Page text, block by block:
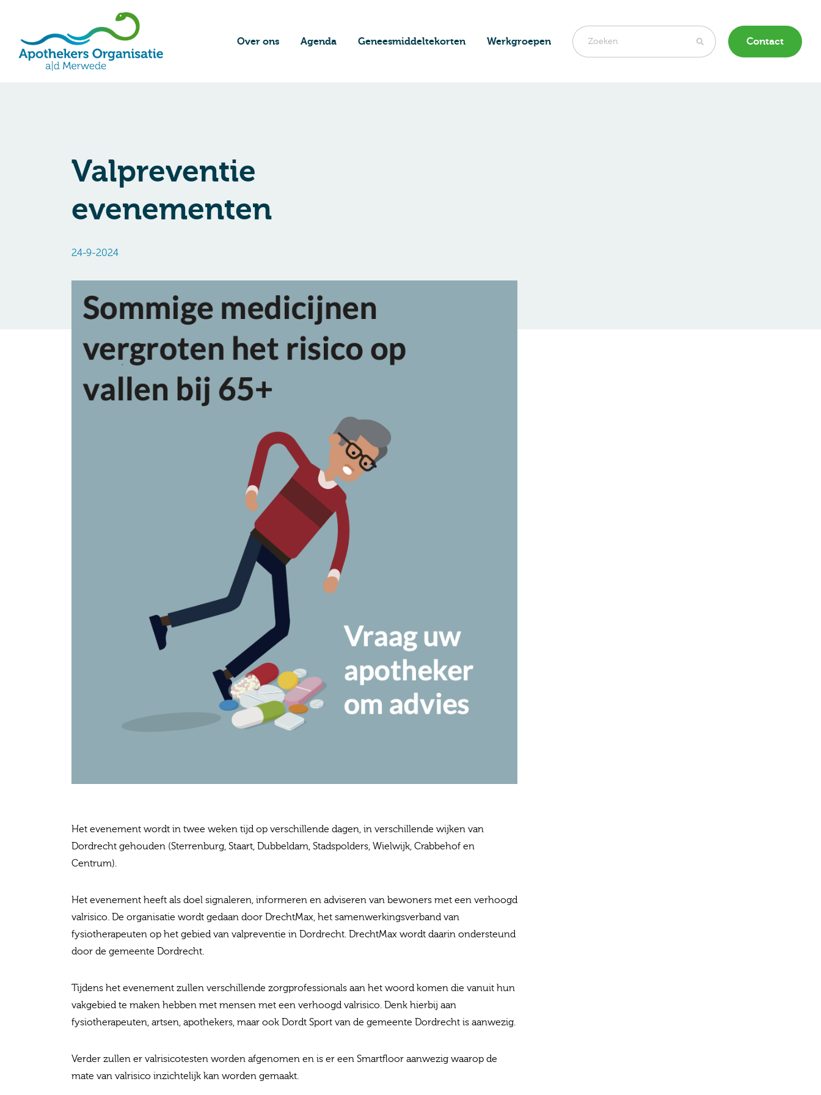
Over ons Agenda Geneesmiddeltekorten Werkgroepen Contact
Valpreventie
evenementen
24-9-2024
Het evenement wordt in twee weken tijd op verschillende dagen, in verschillende wijken van
Dordrecht gehouden (Sterrenburg, Staart, Dubbeldam, Stadspolders, Wielwijk, Crabbehof en
Centrum).
Het evenement heeft als doel signaleren, informeren en adviseren van bewoners met een verhoogd
valrisico. De organisatie wordt gedaan door DrechtMax, het samenwerkingsverband van
fysiotherapeuten op het gebied van valpreventie in Dordrecht. DrechtMax wordt daarin ondersteund
door de gemeente Dordrecht.
Tijdens het evenement zullen verschillende zorgprofessionals aan het woord komen die vanuit hun
vakgebied te maken hebben met mensen met een verhoogd valrisico. Denk hierbij aan
fysiotherapeuten, artsen, apothekers, maar ook Dordt Sport van de gemeente Dordrecht is aanwezig.
Verder zullen er valrisicotesten worden afgenomen en is er een Smartfloor aanwezig waarop de
mate van valrisico inzichtelijk kan worden gemaakt.